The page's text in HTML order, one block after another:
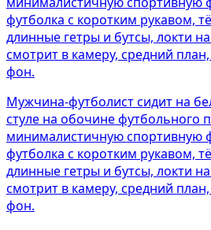
Мужчина-футболист сидит на
стуле на обочине футбольного
минималистичную спортивную
футболка с коротким рукавом,
длинные гетры и бутсы, локти
смотрит в камеру, средний
фон.